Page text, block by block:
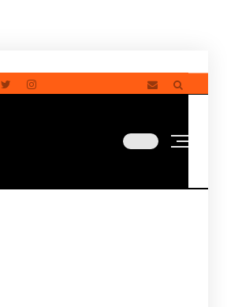
o empate técnico, assumindo